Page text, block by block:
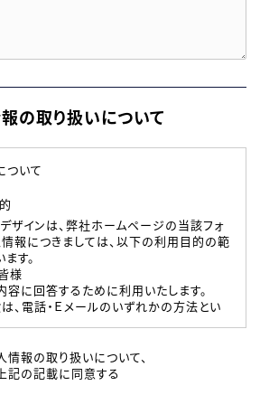
の取り扱いについて
ついて
ザインは、弊社ホームページの当該フォ
報につきましては、以下の利用目的の範
す。
様
回答するために利用いたします。
電話・Ｅメールのいずれかの方法とい
および本登録時の参考情報として利
情報の取り扱いについて、
上記の記載に同意する